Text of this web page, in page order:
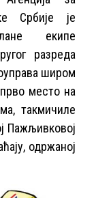
Србије је
екипе
разреда
широм
место на
такмичиле
Пажљивковој
одржаној